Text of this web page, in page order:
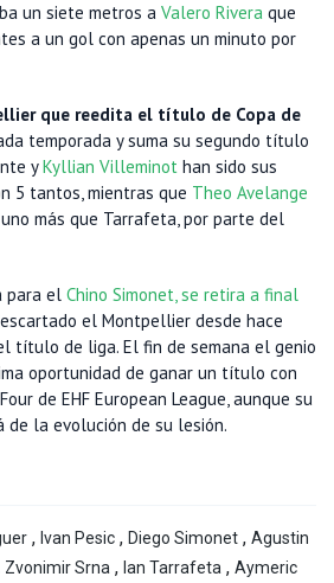
un siete metros a Valero Rivera que
a un gol con apenas un minuto por
que reedita el título de Copa de
temporada y suma su segundo título
yKyllian Villeminot han sido sus
5 tantos, mientras que Theo Avelange
más que Tarrafeta, por parte del
para el Chino Simonet, se retira a final
el Montpellier desde hace
título de liga. El fin de semana el genio
oportunidad de ganar un título con
de EHF European League, aunque su
de la evolución de su lesión.
, Ivan Pesic , Diego Simonet , Agustin
Zvonimir Srna , Ian Tarrafeta , Aymeric